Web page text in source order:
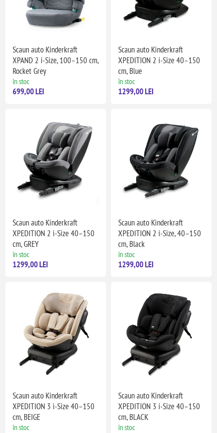
Scaun auto Kinderkraft
XPAND 2 i-Size, 100–150 cm,
Rocket Grey
în stoc
699,00 LEI
Scaun auto Kinderkraft
XPEDITION 2 i-Size 40–150
cm, Blue
în stoc
1299,00 LEI
Scaun auto Kinderkraft
XPEDITION 2 i-Size 40–150
cm, GREY
în stoc
1299,00 LEI
Scaun auto Kinderkraft
XPEDITION 2 i-Size, 40–150
cm, Black
în stoc
1299,00 LEI
Scaun auto Kinderkraft
XPEDITION 3 i-Size 40–150
cm, BEIGE
în stoc
Scaun auto Kinderkraft
XPEDITION 3 i-Size 40–150
cm, BLACK
în stoc